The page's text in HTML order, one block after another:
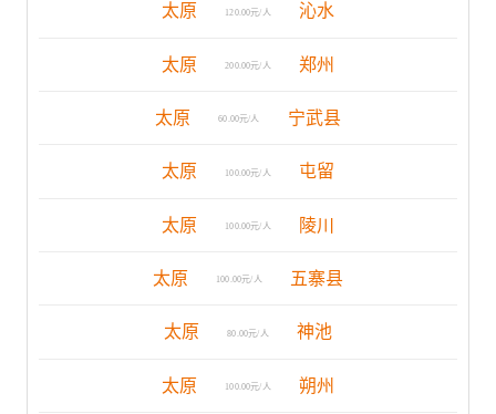
太原 120.00元/人 沁水
太原 200.00元/人 郑州
太原 60.00元/人 宁武县
太原 100.00元/人 屯留
太原 100.00元/人 陵川
太原 100.00元/人 五寨县
太原 80.00元/人 神池
太原 100.00元/人 朔州